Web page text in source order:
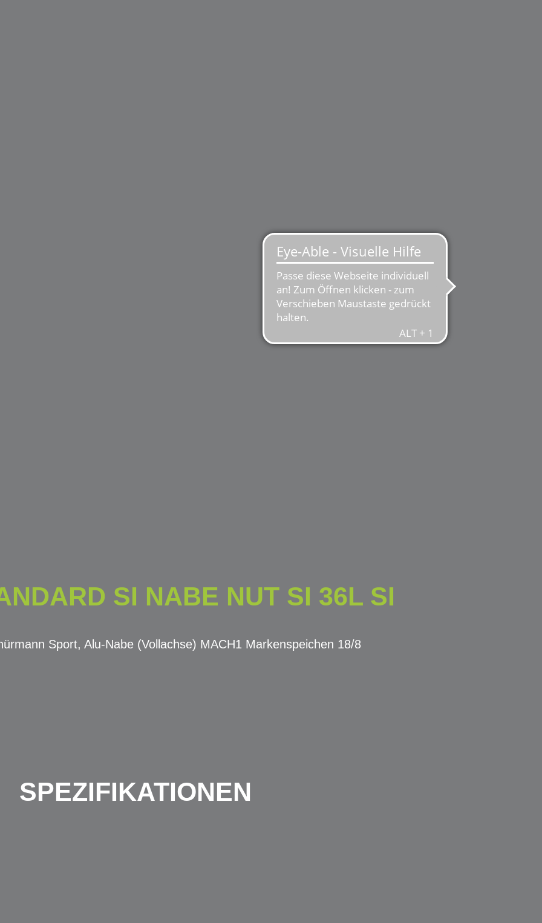
SI NABE NUT SI 36L SI
Sport, Alu-Nabe (Vollachse) MACH1 Markenspeichen 18/8
SPEZIFIKATIONEN